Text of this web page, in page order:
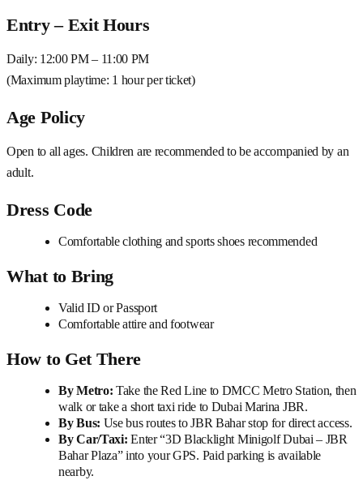
Entry – Exit Hours
Daily: 12:00 PM – 11:00 PM
(Maximum playtime: 1 hour per ticket)
Age Policy
Open to all ages. Children are recommended to be accompanied by an
adult.
Dress Code
Comfortable clothing and sports shoes recommended
What to Bring
Valid ID or Passport
Comfortable attire and footwear
How to Get There
By Metro: Take the Red Line to DMCC Metro Station, then
walk or take a short taxi ride to Dubai Marina JBR.
By Bus: Use bus routes to JBR Bahar stop for direct access.
By Car/Taxi: Enter “3D Blacklight Minigolf Dubai – JBR
Bahar Plaza” into your GPS. Paid parking is available
nearby.